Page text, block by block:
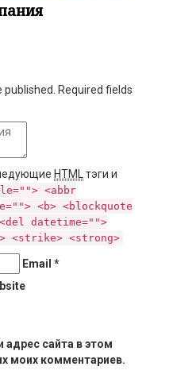
Required fields
HTML
тэги и
<abbr
<b> <blockquote
datetime="">
<strike> <strong>
Email *
адрес сайта в этом
моих комментариев.